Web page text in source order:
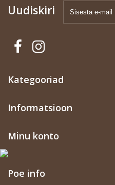
Uudiskiri
Kategooriad
Informatsioon
Minu konto
Poe info